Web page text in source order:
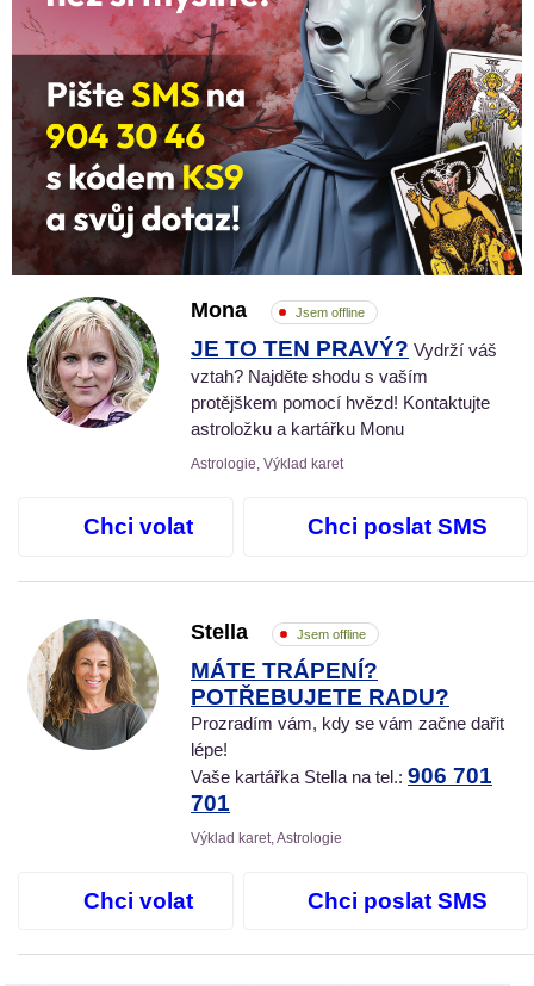
Mona Jsem offline
JE TO TEN PRAVÝ? Vydrží váš
vztah? Najděte shodu s vaším
protějškem pomocí hvězd! Kontaktujte
astroložku a kartářku Monu
Astrologie, Výklad karet
Chci volat Chci poslat SMS
Stella Jsem offline
MÁTE TRÁPENÍ?
POTŘEBUJETE RADU?
Prozradím vám, kdy se vám začne dařit
lépe!
Vaše kartářka Stella na tel.: 906 701
701
Výklad karet, Astrologie
Chci volat Chci poslat SMS